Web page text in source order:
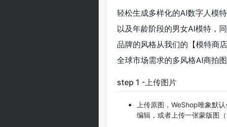
轻松生成多样化的AI数字人模
以及年龄阶段的男女AI模特，
品牌的风格从我们的【模特商
全球市场需求的多风格AI商拍图
step 1 -上传图片
上传原图，WeShop唯象默
编辑，或者上传一张蒙版图